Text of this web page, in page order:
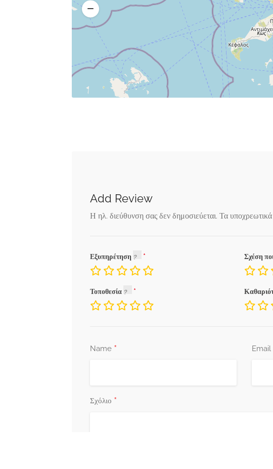
Add Review
Η ηλ. διεύθυνση σας δεν δημοσιεύεται. Τα
Εξυπηρέτηση Σχέση
Τοποθεσία
Name * Email
Σχόλιο *